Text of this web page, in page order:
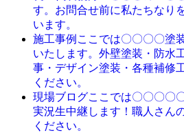
す。お問合せ前に私たちなり
います。
施工事例 ここでは〇〇〇〇塗
いたします。外壁塗装・防水
事・デザイン塗装・各種補修
ください。
現場ブログここでは〇〇〇〇
実況生中継します！職人さん
ください。